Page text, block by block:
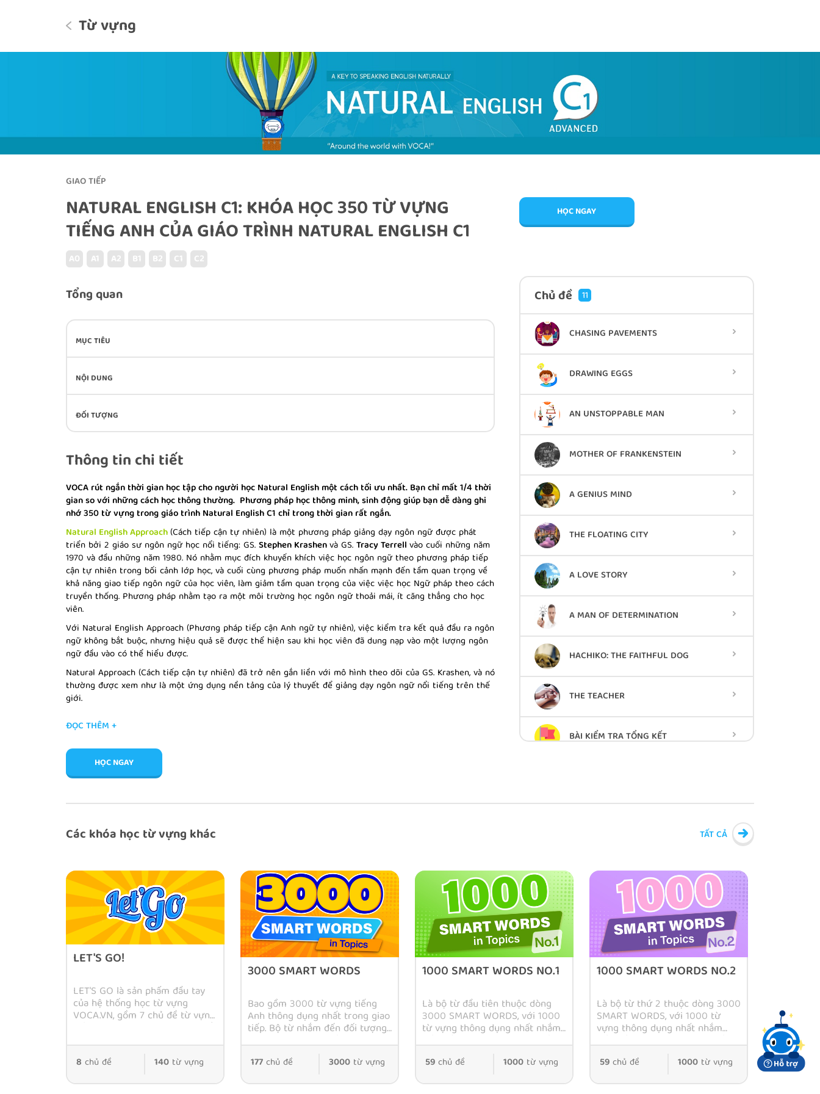
Từ vựng
GIAO TIẾP
NATURAL ENGLISH C1: KHÓA HỌC 350 TỪ VỰNG
TIẾNG ANH CỦA GIÁO TRÌNH NATURAL ENGLISH C1
A0 A1 A2 B1 B2 C1 C2
Tổng quan
MỤC TIÊU
NỘI DUNG
ĐỐI TƯỢNG
Thông tin chi tiết
VOCA rút ngắn thời gian học tập cho người học Natural English một cách tối ưu nhất. Bạn chỉ mất 1/4 thời
gian so với những cách học thông thường. Phương pháp học thông minh, sinh động giúp bạn dễ dàng ghi
nhớ 350 từ vựng trong giáo trình Natural English C1 chỉ trong thời gian rất ngắn.
Natural English Approach(Cách tiếp cận tự nhiên) là một phương pháp giảng dạy ngôn ngữ được phát
triển bởi 2 giáo sư ngôn ngữ học nổi tiếng: GS.Stephen Krashenvà GS.Tracy Terrellvào cuối những năm
1970 và đầu những năm 1980. Nó nhằm mục đích khuyến khích việc học ngôn ngữ theo phương pháp tiếp
cận tự nhiên trong bối cảnh lớp học, và cuối cùng phương pháp muốn nhấn mạnh đến tầm quan trọng về
khả năng giao tiếp ngôn ngữ của học viên, làm giảm tầm quan trọng của việc việc học Ngữ pháp theo cách
truyền thống. Phương pháp nhằm tạo ra một môi trường học ngôn ngữ thoải mái, ít căng thẳng cho học
viên.
Với Natural English Approach (Phương pháp tiếp cận Anh ngữ tự nhiên), việc kiểm tra kết quả đầu ra ngôn
ngữ không bắt buộc, nhưng hiệu quả sẽ được thể hiện sau khi học viên đã dung nạp vào một lượng ngôn
ngữ đầu vào có thể hiểu được.
Natural Approach (Cách tiếp cận tự nhiên) đã trở nên gắn liền với mô hình theo dõi của GS. Krashen, và nó
thường được xem như là một ứng dụng nền tảng của lý thuyết để giảng dạy ngôn ngữ nổi tiếng trên thế
giới.
Hiện nay, hàng triệu sinh viên và người học tiếng Anh trên thế giới đã và đang thành công với phương
pháp này. Họ có thể nói tiếng anh một cách lưu loát, dễ dàng và tự động. Quan trọng hơn, các sinh viên
Để tìm hiểu nhiều hơn về phương pháp này các bạn có thể xem tại đây:
Natural English: Học tiếng Anh theo cách tiếp cận ngôn ngữ Tự nhiên. Nguồn: Natural
English Channel.
Giáo trình Natural English chia làm 6 phần chính gồm:
ĐỌC THÊM +
HỌC NGAY
HỌC NGAY
Chủ đề 11
CHASING PAVEMENTS
DRAWING EGGS
AN UNSTOPPABLE MAN
MOTHER OF FRANKENSTEIN
A GENIUS MIND
THE FLOATING CITY
A LOVE STORY
A MAN OF DETERMINATION
HACHIKO: THE FAITHFUL DOG
THE TEACHER
BÀI KIỂM TRA TỔNG KẾT
Các khóa học từ vựng khác TẤT CẢ
LET'S GO!
LET'S GO là sản phẩm đầu tay
của hệ thống học từ vựng
VOCA.VN, gồm 7 chủ đề từ vựng
tiếng Anh thông dụng được thể
hiện qua hình thức Flashcards
thông minh hỗ trợ nhớ từ dễ
dàng và sâu sắc.
8 chủ đề 140 từ vựng
3000 SMART WORDS
Bao gồm 3000 từ vựng tiếng
Anh thông dụng nhất trong giao
tiếp. Bộ từ nhắm đến đối tượng
những người học tiếng Anh giao
tiếp, người mới bắt đầu học
tiếng Anh hoặc người mất căn
177chủ đề 3000 từ vựng
1000 SMART WORDS NO.1
Là bộ từ đầu tiên thuộc dòng
3000 SMART WORDS, với 1000
từ vựng thông dụng nhất nhắm
đến đối tượng những học tiếng
Anh giao tiếp, mới bắt đầu học
tiếng Anh hoặc bị mất căn bản.
59chủ đề 1000 từ vựng
1000 SMART WORDS NO.2
Là bộ từ thứ 2 thuộc dòng 3000
SMART WORDS, với 1000 từ
vựng thông dụng nhất nhắm
đến đối tượng những học tiếng
Anh giao tiếp, mới bắt đầu học
tiếng Anh hoặc bị mất căn bản.
59chủ đề 1000 từ vựng